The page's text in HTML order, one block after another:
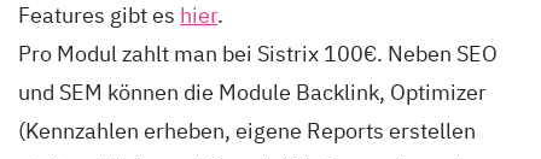
Features gibt es hier.
Pro Modul zahlt man bei Sistrix 100€. Neben SEO
und SEM können die Module Backlink, Optimizer
(Kennzahlen erheben, eigene Reports erstellen